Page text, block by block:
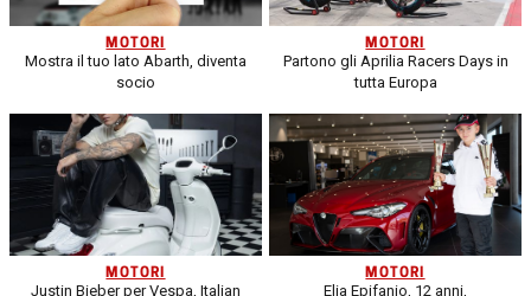
MOTORI
Mostra il tuo lato Abarth, diventa
socio
MOTORI
Partono gli Aprilia Racers Days in
tutta Europa
MOTORI
Justin Bieber per Vespa, Italian
MOTORI
Elia Epifanio, 12 anni,